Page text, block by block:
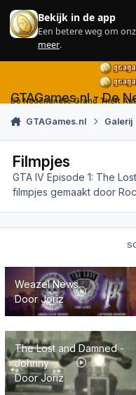
Skip to content
Bekijk in de app
Een betere weg om
meer.
GTAGames.nl - De
De Nederlandse Grand Theft
GTAGames.nl Galerij
Filmpjes
GTA IV Episode 1: The
filmpjes gemaakt door
Weazel News
Weazel News
DoorJoriz
The Lost and Damned -
The Lost and Damned -
Johnny
DoorJoriz